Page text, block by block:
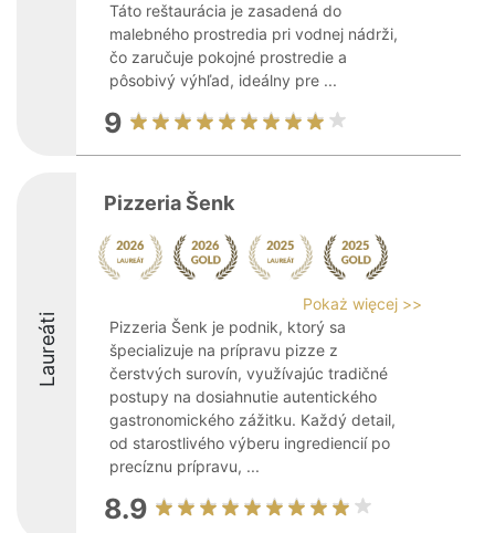
Táto reštaurácia je zasadená do
malebného prostredia pri vodnej nádrži,
čo zaručuje pokojné prostredie a
pôsobivý výhľad, ideálny pre ...
9
Laureáti
Pizzeria Šenk
Pokaż więcej >>
Pizzeria Šenk je podnik, ktorý sa
špecializuje na prípravu pizze z
čerstvých surovín, využívajúc tradičné
postupy na dosiahnutie autentického
gastronomického zážitku. Každý detail,
od starostlivého výberu ingrediencií po
precíznu prípravu, ...
8.9